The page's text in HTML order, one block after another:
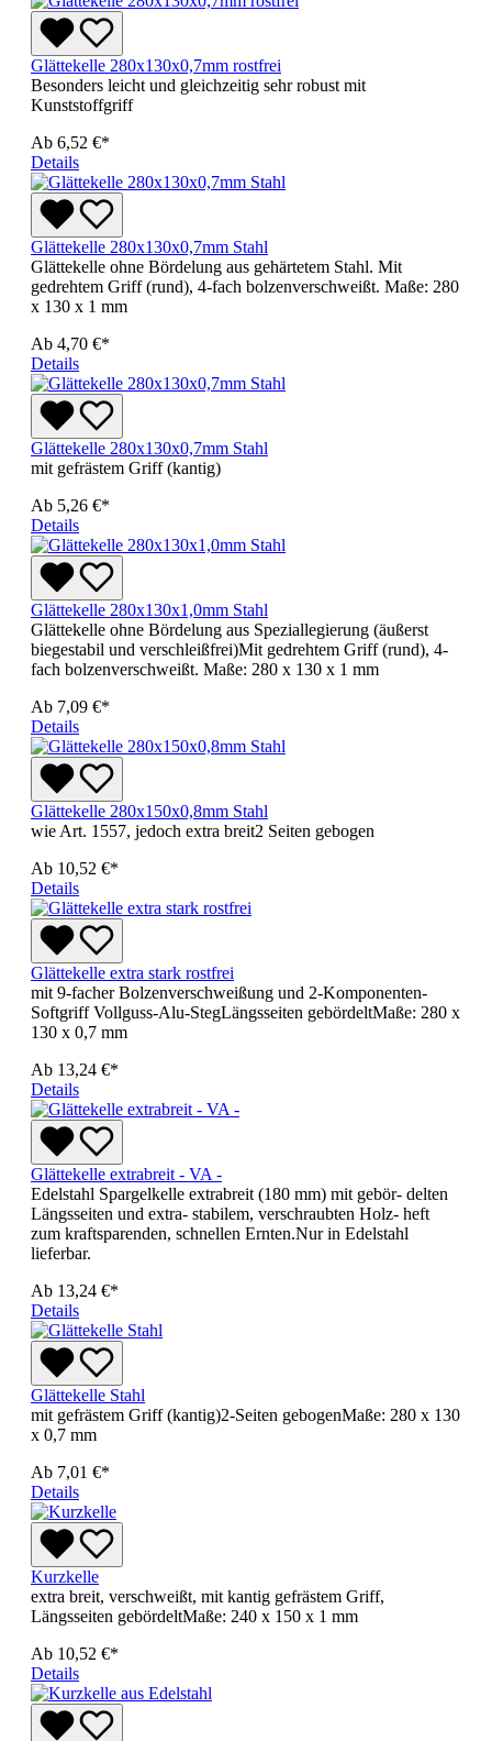
Glättekelle 280x130x0,7mm rostfrei
Besonders leicht und gleichzeitig sehr robust mit
Kunststoffgriff
Ab 6,52 €*
Details
Glättekelle 280x130x0,7mm Stahl
Glättekelle ohne Bördelung aus gehärtetem Stahl. Mit
gedrehtem Griff (rund), 4-fach bolzenverschweißt. Maße: 280
x 130 x 1 mm
Ab 4,70 €*
Details
Glättekelle 280x130x0,7mm Stahl
mit gefrästem Griff (kantig)
Ab 5,26 €*
Details
Glättekelle 280x130x1,0mm Stahl
Glättekelle ohne Bördelung aus Speziallegierung (äußerst
biegestabil und verschleißfrei)Mit gedrehtem Griff (rund), 4-
fach bolzenverschweißt. Maße: 280 x 130 x 1 mm
Ab 7,09 €*
Details
Glättekelle 280x150x0,8mm Stahl
wie Art. 1557, jedoch extra breit2 Seiten gebogen
Ab 10,52 €*
Details
Glättekelle extra stark rostfrei
mit 9-facher Bolzenverschweißung und 2-Komponenten-
Softgriff Vollguss-Alu-StegLängsseiten gebördeltMaße: 280 x
130 x 0,7 mm
Ab 13,24 €*
Details
Glättekelle extrabreit - VA -
Edelstahl Spargelkelle extrabreit (180 mm) mit gebör- delten
Längsseiten und extra- stabilem, verschraubten Holz- heft
zum kraftsparenden, schnellen Ernten.Nur in Edelstahl
lieferbar.
Ab 13,24 €*
Details
Glättekelle Stahl
mit gefrästem Griff (kantig)2-Seiten gebogenMaße: 280 x 130
x 0,7 mm
Ab 7,01 €*
Details
Kurzkelle
extra breit, verschweißt, mit kantig gefrästem Griff,
Längsseiten gebördeltMaße: 240 x 150 x 1 mm
Ab 10,52 €*
Details